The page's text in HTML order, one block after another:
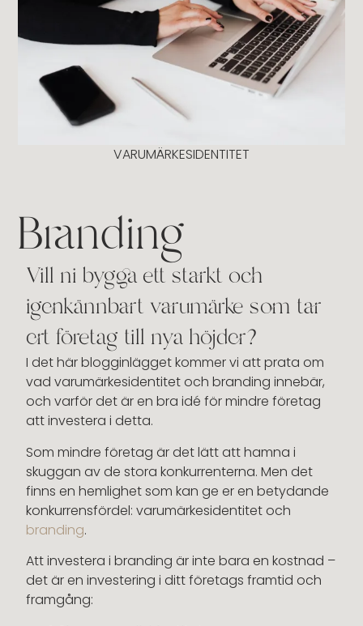
VARUMÄRKESIDENTITET
Branding
Vill ni bygga ett starkt och
igenkännbart varumärke som tar
ert företag till nya höjder?
I det här blogginlägget kommer vi att prata om
vad varumärkesidentitet och branding innebär,
och varför det är en bra idé för mindre företag
att investera i detta.
Som mindre företag är det lätt att hamna i
skuggan av de stora konkurrenterna. Men det
finns en hemlighet som kan ge er en betydande
konkurrensfördel: varumärkesidentitet och
branding.
Att investera i branding är inte bara en kostnad –
det är en investering i ditt företags framtid och
framgång: